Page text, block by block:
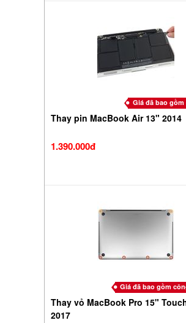
Giá đã bao
Thay pin MacBook Air 13" 2014
1.390.000đ
Giá đã bao gồm
Thay vỏ MacBook Pro 15"
2017